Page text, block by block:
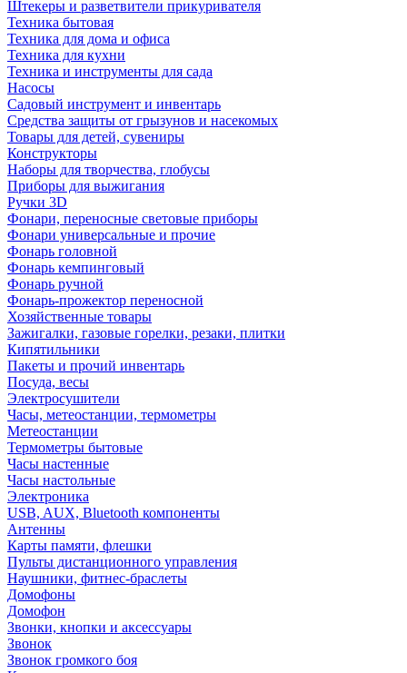
Штекеры и разветвители прикуривателя
Техника бытовая
Техника для дома и офиса
Техника для кухни
Техника и инструменты для сада
Насосы
Садовый инструмент и инвентарь
Средства защиты от грызунов и насекомых
Товары для детей, сувениры
Конструкторы
Наборы для творчества, глобусы
Приборы для выжигания
Ручки 3D
Фонари, переносные световые приборы
Фонари универсальные и прочие
Фонарь головной
Фонарь кемпинговый
Фонарь ручной
Фонарь-прожектор переносной
Хозяйственные товары
Зажигалки, газовые горелки, резаки, плитки
Кипятильники
Пакеты и прочий инвентарь
Посуда, весы
Электросушители
Часы, метеостанции, термометры
Метеостанции
Термометры бытовые
Часы настенные
Часы настольные
Электроника
USB, AUX, Bluetooth компоненты
Антенны
Карты памяти, флешки
Пульты дистанционного управления
Наушники, фитнес-браслеты
Домофоны
Домофон
Звонки, кнопки и аксессуары
Звонок
Звонок громкого боя